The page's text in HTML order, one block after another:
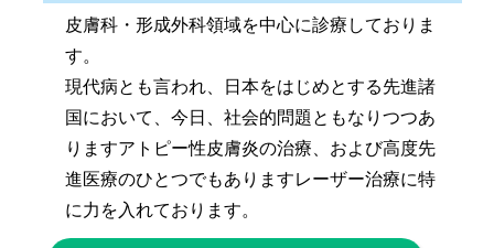
皮膚科・形成外科領域を中心に診療しておりま
す。
現代病とも言われ、日本をはじめとする先進諸
国において、今日、社会的問題ともなりつつあ
りますアトピー性皮膚炎の治療、および高度先
進医療のひとつでもありますレーザー治療に特
に力を入れております。